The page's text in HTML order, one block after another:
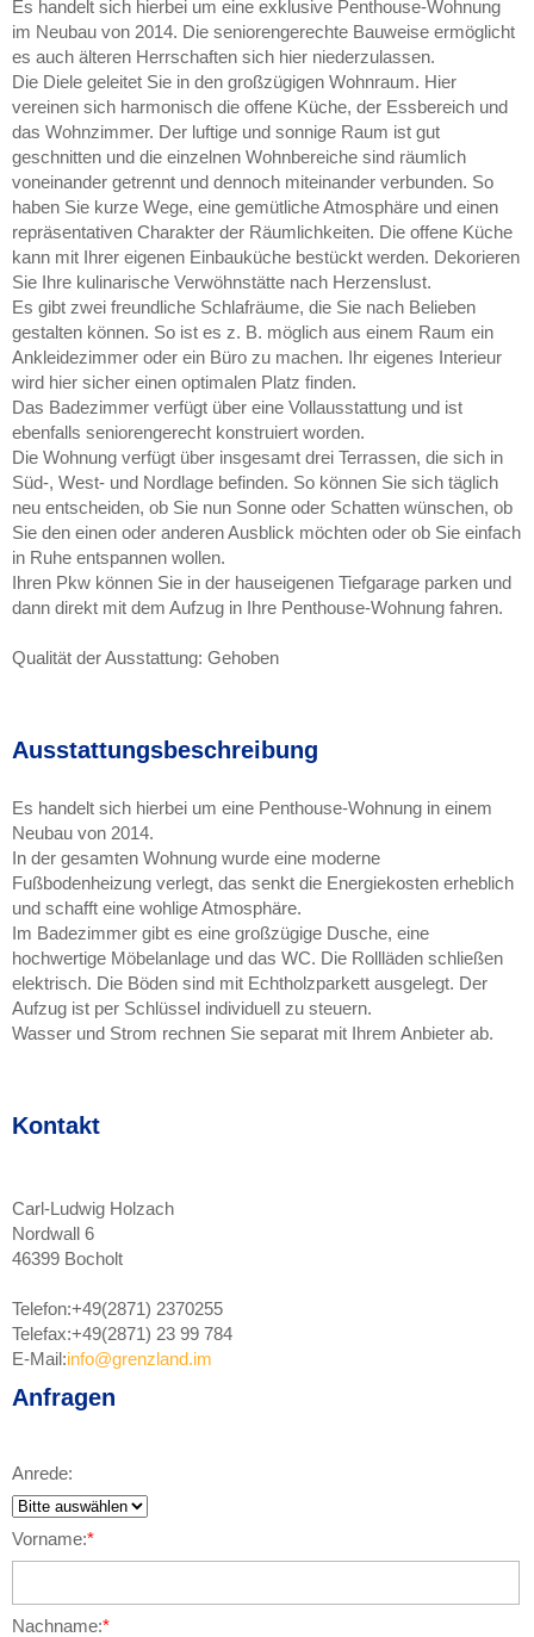
Es handelt sich hierbei um eine exklusive Penthouse-Wohnung
im Neubau von 2014. Die seniorengerechte Bauweise ermöglicht
es auch älteren Herrschaften sich hier niederzulassen.
Die Diele geleitet Sie in den großzügigen Wohnraum. Hier
vereinen sich harmonisch die offene Küche, der Essbereich und
das Wohnzimmer. Der luftige und sonnige Raum ist gut
geschnitten und die einzelnen Wohnbereiche sind räumlich
voneinander getrennt und dennoch miteinander verbunden. So
haben Sie kurze Wege, eine gemütliche Atmosphäre und einen
repräsentativen Charakter der Räumlichkeiten. Die offene Küche
kann mit Ihrer eigenen Einbauküche bestückt werden. Dekorieren
Sie Ihre kulinarische Verwöhnstätte nach Herzenslust.
Es gibt zwei freundliche Schlafräume, die Sie nach Belieben
gestalten können. So ist es z. B. möglich aus einem Raum ein
Ankleidezimmer oder ein Büro zu machen. Ihr eigenes Interieur
wird hier sicher einen optimalen Platz finden.
Das Badezimmer verfügt über eine Vollausstattung und ist
ebenfalls seniorengerecht konstruiert worden.
Die Wohnung verfügt über insgesamt drei Terrassen, die sich in
Süd-, West- und Nordlage befinden. So können Sie sich täglich
neu entscheiden, ob Sie nun Sonne oder Schatten wünschen, ob
Sie den einen oder anderen Ausblick möchten oder ob Sie einfach
in Ruhe entspannen wollen.
Ihren Pkw können Sie in der hauseigenen Tiefgarage parken und
dann direkt mit dem Aufzug in Ihre Penthouse-Wohnung fahren.
Qualität der Ausstattung: Gehoben
Ausstattungsbeschreibung
Es handelt sich hierbei um eine Penthouse-Wohnung in einem
Neubau von 2014.
In der gesamten Wohnung wurde eine moderne
Fußbodenheizung verlegt, das senkt die Energiekosten erheblich
und schafft eine wohlige Atmosphäre.
Im Badezimmer gibt es eine großzügige Dusche, eine
hochwertige Möbelanlage und das WC. Die Rollläden schließen
elektrisch. Die Böden sind mit Echtholzparkett ausgelegt. Der
Aufzug ist per Schlüssel individuell zu steuern.
Wasser und Strom rechnen Sie separat mit Ihrem Anbieter ab.
Kontakt
Carl-Ludwig Holzach
Nordwall 6
46399 Bocholt
Telefon:+49(2871) 2370255
Telefax:+49(2871) 23 99 784
E-Mail:info@grenzland.im
Anfragen
Anrede:
Vorname:*
Nachname:*